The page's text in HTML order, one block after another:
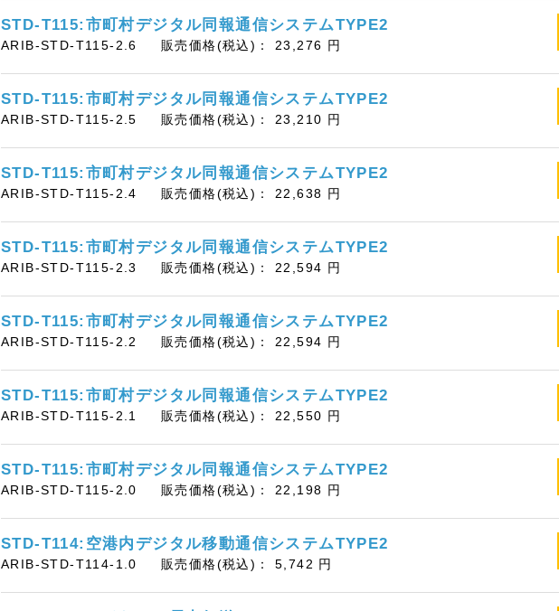
STD-T115:市町村デジタル同報通信システムTYPE2
ARIB-STD-T115-2.6 販売価格(税込)： 23,276 円
STD-T115:市町村デジタル同報通信システムTYPE2
ARIB-STD-T115-2.5 販売価格(税込)： 23,210 円
STD-T115:市町村デジタル同報通信システムTYPE2
ARIB-STD-T115-2.4 販売価格(税込)： 22,638 円
STD-T115:市町村デジタル同報通信システムTYPE2
ARIB-STD-T115-2.3 販売価格(税込)： 22,594 円
STD-T115:市町村デジタル同報通信システムTYPE2
ARIB-STD-T115-2.2 販売価格(税込)： 22,594 円
STD-T115:市町村デジタル同報通信システムTYPE2
ARIB-STD-T115-2.1 販売価格(税込)： 22,550 円
STD-T115:市町村デジタル同報通信システムTYPE2
ARIB-STD-T115-2.0 販売価格(税込)： 22,198 円
STD-T114:空港内デジタル移動通信システムTYPE2
ARIB-STD-T114-1.0 販売価格(税込)：5,742 円